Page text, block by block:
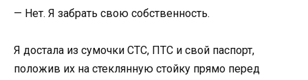
— Нет. Я забрать свою собственность.
Я достала из сумочки СТС, ПТС и свой паспорт,
положив их на стеклянную стойку прямо перед